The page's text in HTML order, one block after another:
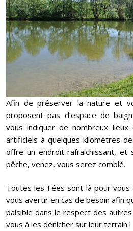
Afin de préserver la nature et
proposent pas d’espace de
vous indiquer de nombreux
artificiels à quelques kilomètres
offre un endroit rafraichissant, et
pêche, venez, vous serez comblé.
Toutes les Fées sont là pour
vous avertir en cas de besoin afin
paisible dans le respect des
vous à les dénicher sur leur terrain !